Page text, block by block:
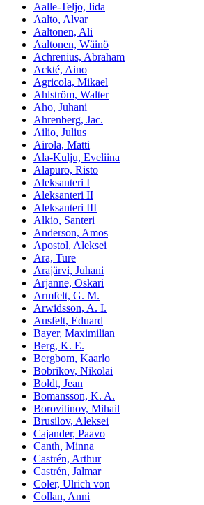
Aalle-Teljo, Iida
Aalto, Alvar
Aaltonen, Ali
Aaltonen, Wäinö
Achrenius, Abraham
Ackté, Aino
Agricola, Mikael
Ahlström, Walter
Aho, Juhani
Ahrenberg, Jac.
Ailio, Julius
Airola, Matti
Ala-Kulju, Eveliina
Alapuro, Risto
Aleksanteri I
Aleksanteri II
Aleksanteri III
Alkio, Santeri
Anderson, Amos
Apostol, Aleksei
Ara, Ture
Arajärvi, Juhani
Arjanne, Oskari
Armfelt, G. M.
Arwidsson, A. I.
Ausfelt, Eduard
Bayer, Maximilian
Berg, K. E.
Bergbom, Kaarlo
Bobrikov, Nikolai
Boldt, Jean
Bomansson, K. A.
Borovitinov, Mihail
Brusilov, Aleksei
Cajander, Paavo
Canth, Minna
Castrén, Arthur
Castrén, Jalmar
Coler, Ulrich von
Collan, Anni